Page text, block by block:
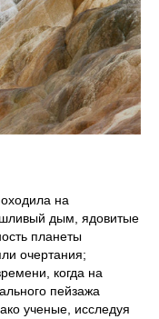
на
дым, ядовитые
планеты
очертания;
когда на
пейзажа
ученые, исследуя